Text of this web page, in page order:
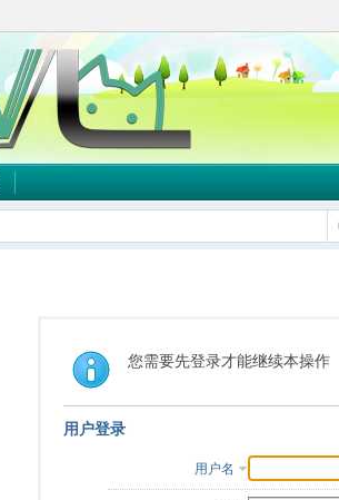
您需要先登录才能继续本操作
用户登录
用户名